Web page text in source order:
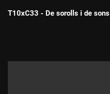
T10xC33 - De sorolls i de sons